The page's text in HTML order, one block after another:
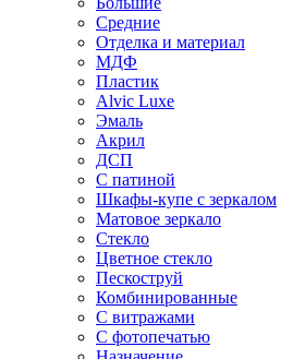
Средние
Отделка и материал
МДФ
Пластик
Alvic Luxe
Эмаль
Акрил
ДСП
С патиной
Шкафы-купе с зеркалом
Матовое зеркало
Стекло
Цветное стекло
Пескоструй
Комбинированные
С витражами
С фотопечатью